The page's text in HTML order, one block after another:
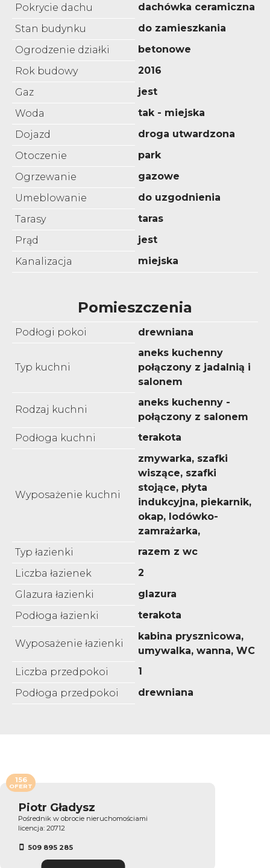
Pokrycie dachu
dachówka ceramiczna
Stan budynku
do zamieszkania
Ogrodzenie działki
betonowe
Rok budowy
2016
Gaz
jest
Woda
tak - miejska
Dojazd
droga utwardzona
Otoczenie
park
Ogrzewanie
gazowe
Umeblowanie
do uzgodnienia
Tarasy
taras
Prąd
jest
Kanalizacja
miejska
Pomieszczenia
Podłogi pokoi drewniana
Typ kuchni
aneks kuchenny
połączony z jadalnią i
salonem
Rodzaj kuchni
aneks kuchenny -
połączony z salonem
Podłoga kuchni
terakota
Wyposażenie kuchni
zmywarka, szafki
wiszące, szafki
stojące, płyta
indukcyjna, piekarnik,
okap, lodówko-
zamrażarka,
Typ łazienki
razem z wc
Liczba łazienek
2
Glazura łazienki
glazura
Podłoga łazienki
terakota
Wyposażenie łazienki
kabina prysznicowa,
umywalka, wanna, WC
Liczba przedpokoi
1
Podłoga przedpokoi
drewniana
Piotr Gładysz
Pośrednik w obrocie nieruchomościami
licencja: 20712
509 895 285
156
OFERT